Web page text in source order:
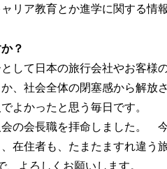
リア教育とか進学に関する情
？
して日本の旅行会社やお客様
、社会全体の閉塞感から解放
よかったと思う毎日です。
の会長職を拝命しました。
在住者も、たまたますれ違う
よろしくお願いします。